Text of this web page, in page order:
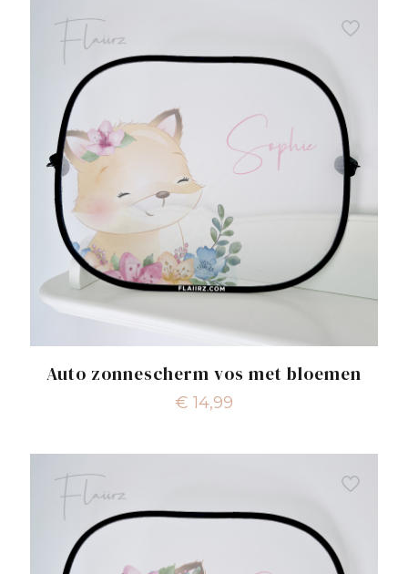
Auto zonnescherm vos met bloemen
€ 14,99